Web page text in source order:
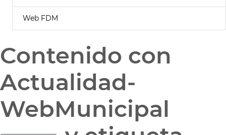
Web FDM
Contenido con
Actualidad-
WebMunicipal